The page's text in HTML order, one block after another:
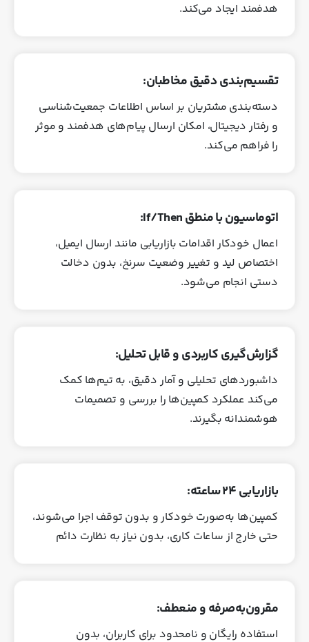
هدفمند ایجاد می‌کند.
تقسیم‌بندی دقیق مخاطبان:
دسته‌بندی مشتریان بر اساس اطلاعات جمعیت‌شناسی
و رفتار دیجیتال، امکان ارسال پیام‌های هدفمند و موثر
را فراهم می‌کند.
اتوماسیون با منطق If/Then:
اعمال خودکار اقدامات بازاریابی مانند ارسال ایمیل،
اختصاص لید و تغییر وضعیت سرنخ، بدون دخالت
دستی انجام می‌شود.
گزارش‌گیری کاربردی و قابل تحلیل:
داشبوردهای تحلیلی و آمار دقیق، به تیم‌ها کمک
می‌کند عملکرد کمپین‌ها را بررسی و تصمیمات
هوشمندانه بگیرند.
بازاریابی 24 ساعته:
کمپین‌ها به‌صورت خودکار و بدون توقف اجرا می‌شوند،
حتی خارج از ساعات کاری، بدون نیاز به نظارت دائم
مقرون‌به‌صرفه و منعطف:
استفاده رایگان و نامحدود برای کاربران، بدون